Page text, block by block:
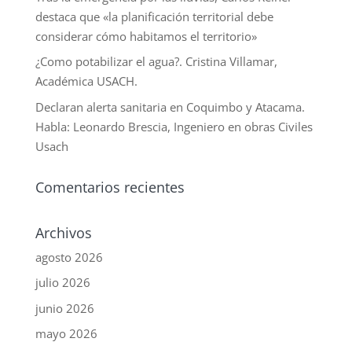
destaca que «la planificación territorial debe
considerar cómo habitamos el territorio»
¿Como potabilizar el agua?. Cristina Villamar,
Académica USACH.
Declaran alerta sanitaria en Coquimbo y Atacama.
Habla: Leonardo Brescia, Ingeniero en obras Civiles
Usach
Comentarios recientes
Archivos
agosto 2026
julio 2026
junio 2026
mayo 2026